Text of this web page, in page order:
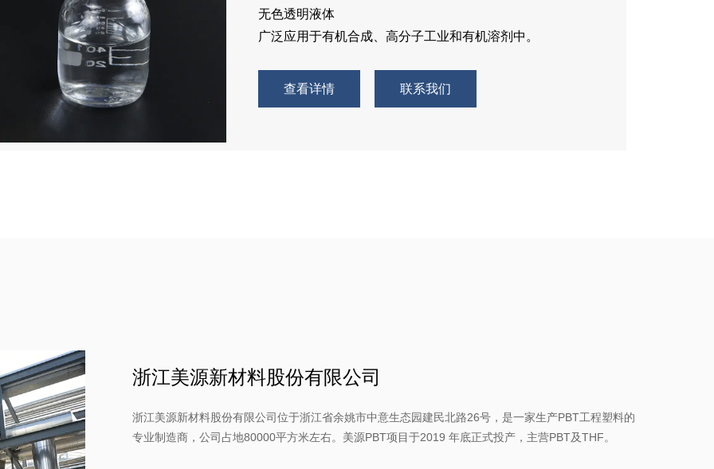
无色透明液体
广泛应用于有机合成、高分子工业和有机溶剂中。
查看详情 联系我们
浙江美源新材料股份有限公司
浙江美源新材料股份有限公司位于浙江省余姚市中意生态园建民北路26号，是一家生产PBT工程塑料的
专业制造商，公司占地80000平方米左右。美源PBT项目于2019 年底正式投产，主营PBT及THF。